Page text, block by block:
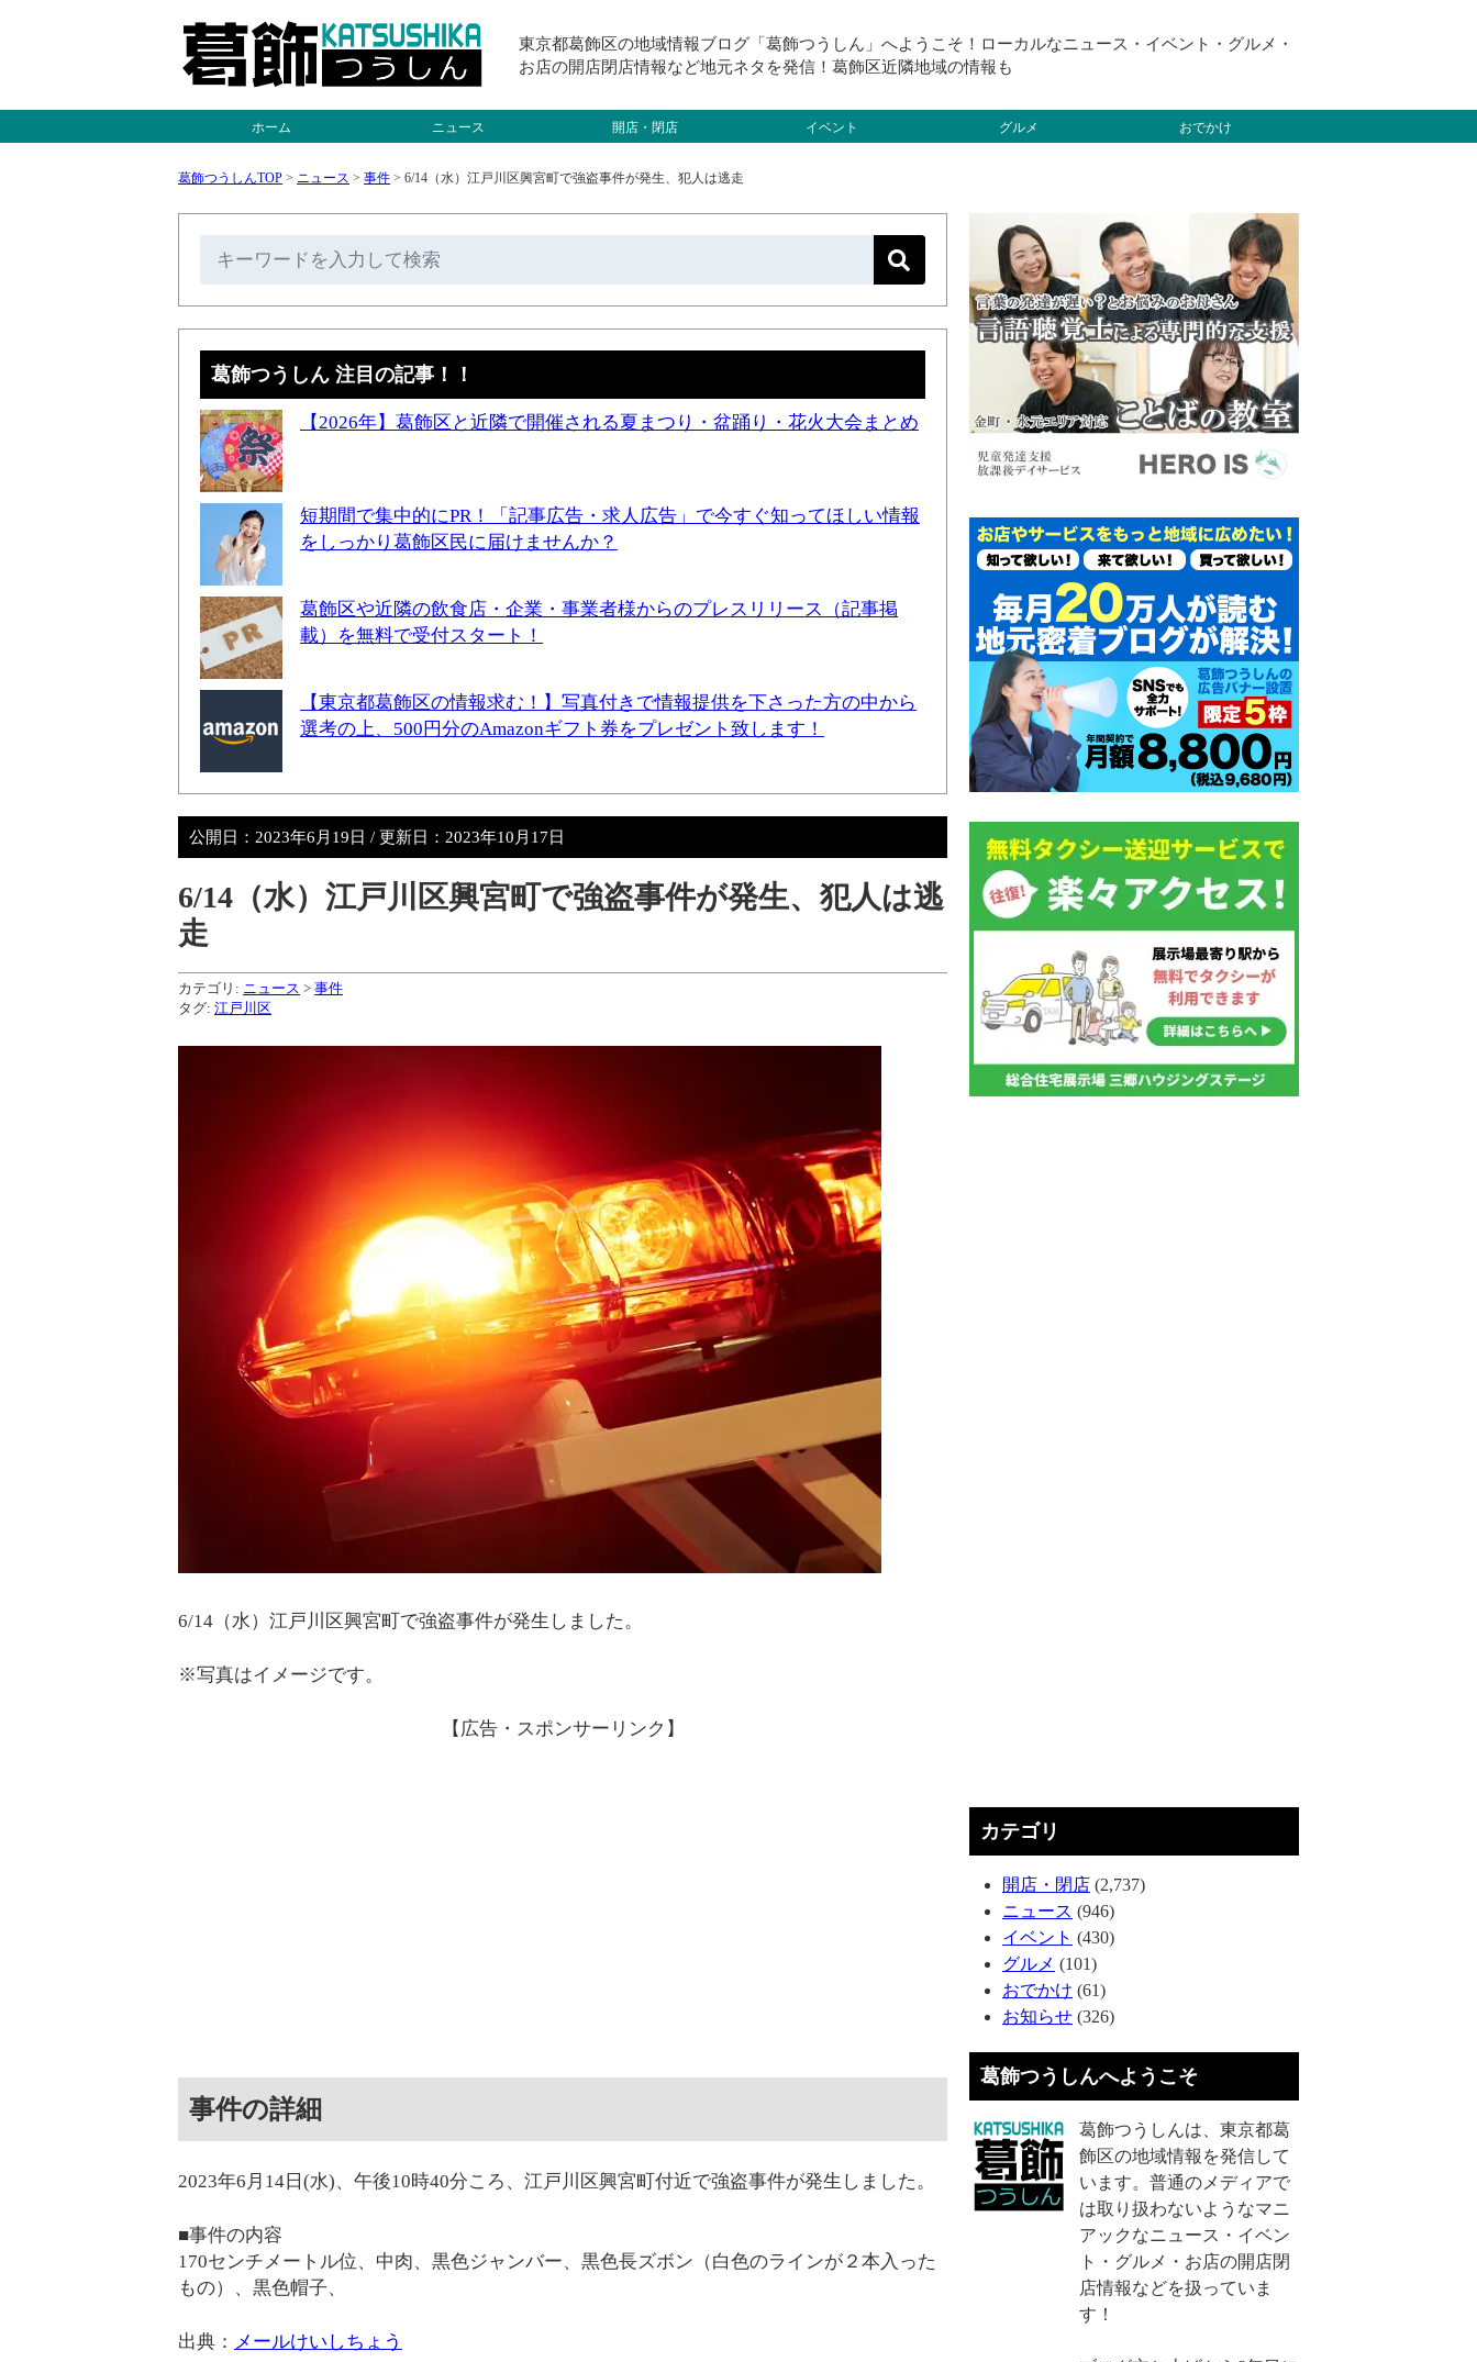
東京都葛飾区の地域情報ブログ「葛飾つうしん」へようこそ！ローカルなニュース・イベント・グルメ・
お店の開店閉店情報など地元ネタを発信！葛飾区近隣地域の情報も
ホーム ニュース 開店・閉店 イベント グルメ おでかけ
葛飾つうしんTOP > ニュース > 事件 > 6/14（水）江戸川区興宮町で強盗事件が発生、犯人は逃走
葛飾つうしん 注目の記事！！
【2026年】葛飾区と近隣で開催される夏まつり・盆踊り・花火大会まとめ
短期間で集中的にPR！「記事広告・求人広告」で今すぐ知ってほしい情報
をしっかり葛飾区民に届けませんか？
葛飾区や近隣の飲食店・企業・事業者様からのプレスリリース（記事掲
載）を無料で受付スタート！
【東京都葛飾区の情報求む！】写真付きで情報提供を下さった方の中から
選考の上、500円分のAmazonギフト券をプレゼント致します！
公開日： 2023年6月19日 / 更新日： 2023年10月17日
6/14（水）江戸川区興宮町で強盗事件が発生、犯人は逃
走
カテゴリ: ニュース > 事件
タグ: 江戸川区
6/14（水）江戸川区興宮町で強盗事件が発生しました。
※写真はイメージです。
【広告・スポンサーリンク】
事件の詳細
2023年6月14日(水)、午後10時40分ころ、江戸川区興宮町付近で強盗事件が発生しました。
■事件の内容
170センチメートル位、中肉、黒色ジャンバー、黒色長ズボン（白色のラインが２本入った
もの）、黒色帽子、
出典： メールけいしちょう
カテゴリ
開店・閉店 (2,737)
ニュース (946)
イベント (430)
グルメ (101)
おでかけ (61)
お知らせ (326)
葛飾つうしんへようこそ
葛飾つうしんは、東京都葛
飾区の地域情報を発信して
います。普通のメディアで
は取り扱わないようなマニ
アックなニュース・イベン
ト・グルメ・お店の開店閉
店情報などを扱っていま
す！